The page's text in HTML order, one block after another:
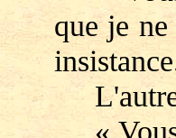
que je
L'autre
« Vous